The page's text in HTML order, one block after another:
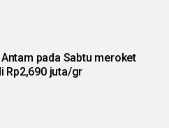
pada Sabtu meroket
Rp2,690 juta/gr